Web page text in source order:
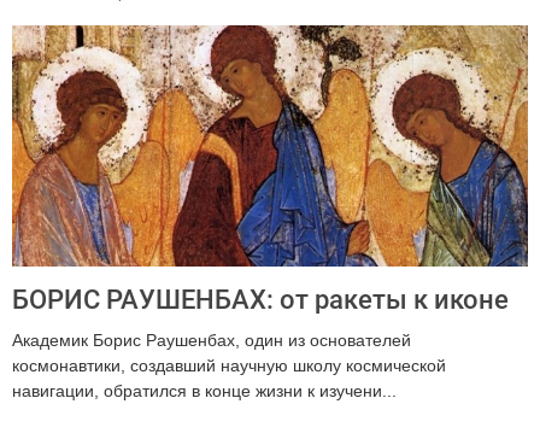
БОРИС РАУШЕНБАХ: от ракеты к иконе
Академик Борис Раушенбах, один из основателей
космонавтики, создавший научную школу космической
навигации, обратился в конце жизни к изучени...